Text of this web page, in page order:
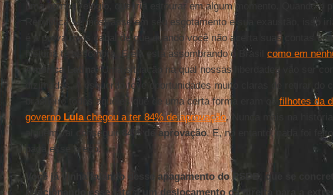
uma bomba relógio, que iria estourar em algum momento. Quando o
República se mostrasse em seu esgotamento e sua exaustão, isso
é a prova mais cabal de que quando você não acerta suas contas
história te assombra. E ela está assombrando o Brasil como em
América Latina . Uma situação na qual nossas liberdades vão ser
dizimadas. A esquerda teve oportunidades muito claras de retirar do
brasileiro todos aqueles que de uma certa forma eram os filhotes da
governo Lulachegou a ter 84% de aprovação. Nunca mais na
alguém vai conseguir
84% de aprovação. E, no entanto, nada foi
paga esse preço.
Você já vinha falando desse apagamento do PSDB, que se
relacionando esse fato a um deslocamento da direita para a